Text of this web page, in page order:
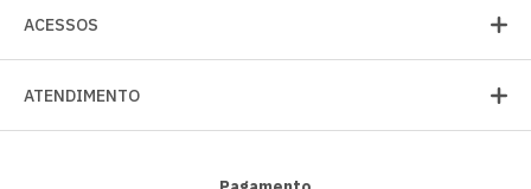
ACESSOS
ATENDIMENTO